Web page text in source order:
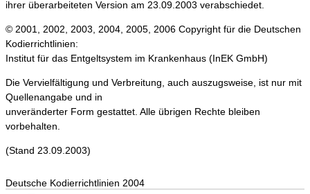
ihrer überarbeiteten Version am 23.09.2003 verabschiedet.
© 2001, 2002, 2003, 2004, 2005, 2006 Copyright für die Deutschen
Kodierrichtlinien:
Institut für das Entgeltsystem im Krankenhaus (InEK GmbH)
Die Vervielfältigung und Verbreitung, auch auszugsweise, ist nur mit
Quellenangabe und in
unveränderter Form gestattet. Alle übrigen Rechte bleiben
vorbehalten.
(Stand 23.09.2003)
Deutsche Kodierrichtlinien 2004